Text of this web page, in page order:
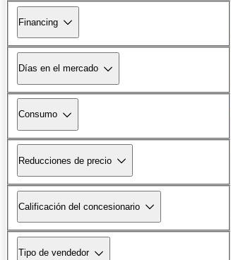
Financing
Días en el mercado
Consumo
Reducciones de precio
Calificación del concesionario
Tipo de vendedor